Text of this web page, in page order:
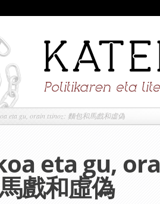
eta gu, orain txinoz: 麵包和馬戲和虛偽
eta gu,
戲和虛偽